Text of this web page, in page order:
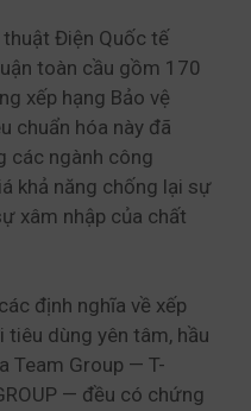
thuật Điện Quốc tế
toàn cầu gồm 170
xếp hạng Bảo vệ
chuẩn hóa này đã
các ngành công
khả năng chống lại sự
xâm nhập của chất
định nghĩa về xếp
tiêu dùng yên tâm, hầu
Team Group — T-
— đều có chứng